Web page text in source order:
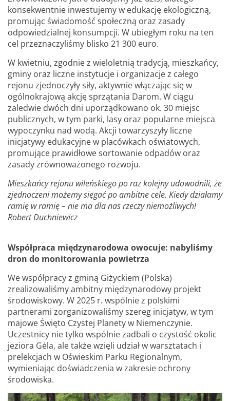
konsekwentnie inwestujemy w edukację ekologiczną,
promując świadomość społeczną oraz zasady
odpowiedzialnej konsumpcji. W ubiegłym roku na ten
cel przeznaczyliśmy blisko 21 300 euro.
W kwietniu, zgodnie z wieloletnią tradycją, mieszkańcy,
gminy oraz liczne instytucje i organizacje z całego
rejonu zjednoczyły siły, aktywnie włączając się w
ogólnokrajową akcję sprzątania Darom. W ciągu
zaledwie dwóch dni uporządkowano ok. 30 miejsc
publicznych, w tym parki, lasy oraz popularne miejsca
wypoczynku nad wodą. Akcji towarzyszyły liczne
inicjatywy edukacyjne w placówkach oświatowych,
promujące prawidłowe sortowanie odpadów oraz
zasady zrównoważonego rozwoju.
Mieszkańcy rejonu wileńskiego po raz kolejny udowodnili, że
zjednoczeni możemy sięgać po ambitne cele. Kiedy działamy
ramię w ramię – nie ma dla nas rzeczy niemożliwych!
Robert Duchniewicz
Współpraca międzynarodowa owocuje: nabyliśmy
dron do monitorowania powietrza
We współpracy z gminą Giżyckiem (Polska)
zrealizowaliśmy ambitny międzynarodowy projekt
środowiskowy. W 2025 r. wspólnie z polskimi
partnerami zorganizowaliśmy szereg inicjatyw, w tym
majowe Święto Czystej Planety w Niemenczynie.
Uczestnicy nie tylko wspólnie zadbali o czystość okolic
jeziora Gėla, ale także wzięli udział w warsztatach i
prelekcjach w Oświeskim Parku Regionalnym,
wymieniając doświadczenia w zakresie ochrony
środowiska.